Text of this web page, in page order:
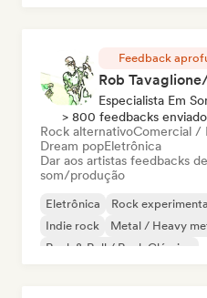
Feedback
Rob
Especialista Em
> 800 feedbacks
Rock alternativoComercial /
Dream popEletrônica
Dar aos artistas feedbacks
som/produção
Eletrônica Rock
Indie rock
Metal / Heavy
Rock & Roll / Rock Clássico